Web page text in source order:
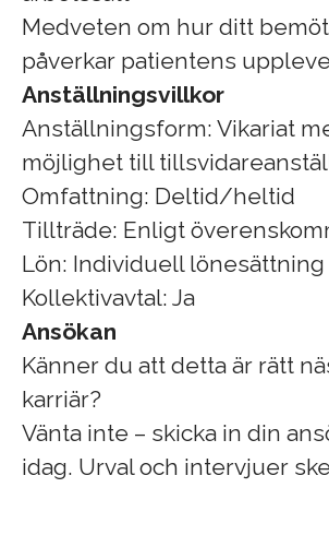
Medveten om hur ditt
påverkar patientens
Anställningsvillkor
Anställningsform: Vikariat
möjlighet till
Omfattning: Deltid/heltid
Tillträde: Enligt
Lön: Individuell lönesättning
Kollektivavtal: Ja
Ansökan
Känner du att detta är rätt
karriär?
Vänta inte – skicka in din
idag. Urval och intervjuer